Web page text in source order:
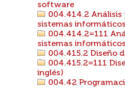
software
004.414.2 Análisis
sistemas informáticos
004.414.2=111
sistemas
004.415.2 Diseño
004.415.2=111
inglés)
004.42